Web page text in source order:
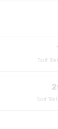
Tarif 10et
Tarif 10et